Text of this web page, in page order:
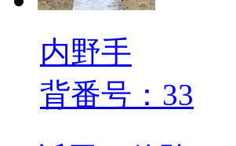
内野手
背番号：33